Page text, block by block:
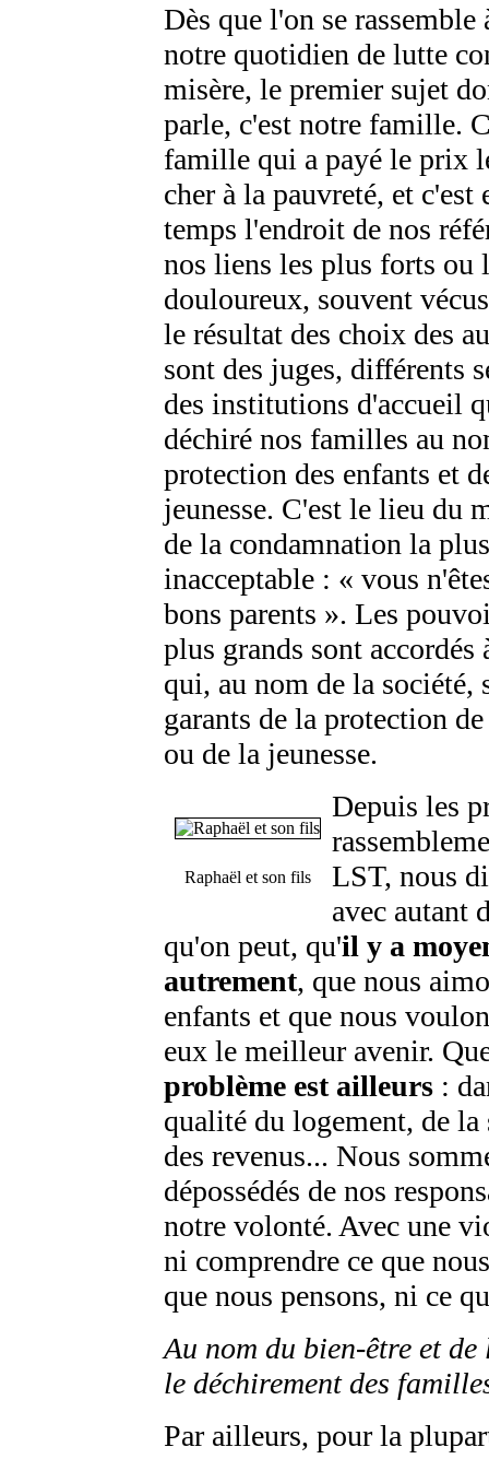
Dès que l'on se rassemble
notre quotidien de lutte
misère, le premier sujet
parle, c'est notre famille.
famille qui a payé le prix
cher à la pauvreté, et c'est
temps l'endroit de nos
nos liens les plus forts ou
douloureux, souvent
le résultat des choix des
sont des juges, différents
des institutions d'accueil
déchiré nos familles au
protection des enfants et
jeunesse. C'est le lieu du
de la condamnation la plus
inacceptable : « vous
bons parents ». Les
plus grands sont accordés
qui, au nom de la société,
garants de la protection
ou de la jeunesse.
Raphaël et son fils
Depuis les
LST, nous
avec autant
qu'on peut, qu'il y a
autrement, que nous
enfants et que nous
eux le meilleur avenir.
problème est ailleurs :
qualité du logement, de la
des revenus... Nous
dépossédés de nos
notre volonté. Avec une
ni comprendre ce que
que nous pensons, ni ce
Au nom du bien-être et
le déchirement des
Par ailleurs, pour la